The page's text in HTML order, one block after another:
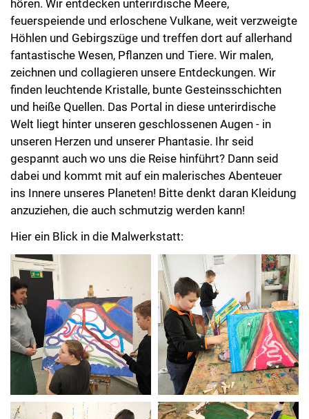
hören. Wir entdecken unterirdische Meere,
feuerspeiende und erloschene Vulkane, weit verzweigte
Höhlen und Gebirgszüge und treffen dort auf allerhand
fantastische Wesen, Pflanzen und Tiere. Wir malen,
zeichnen und collagieren unsere Entdeckungen. Wir
finden leuchtende Kristalle, bunte Gesteinsschichten
und heiße Quellen. Das Portal in diese unterirdische
Welt liegt hinter unseren geschlossenen Augen - in
unseren Herzen und unserer Phantasie. Ihr seid
gespannt auch wo uns die Reise hinführt? Dann seid
dabei und kommt mit auf ein malerisches Abenteuer
ins Innere unseres Planeten! Bitte denkt daran Kleidung
anzuziehen, die auch schmutzig werden kann!
Hier ein Blick in die Malwerkstatt: